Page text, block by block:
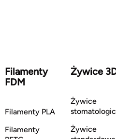
Filamenty
FDM
Filamenty PLA
Filamenty
Żywice
Żywice
Żywice